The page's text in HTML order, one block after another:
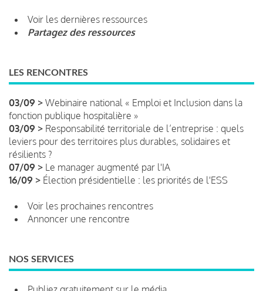
Voir les dernières ressources
Partagez des ressources
LES RENCONTRES
03/09 > Webinaire national « Emploi et Inclusion dans la
fonction publique hospitalière »
03/09 > Responsabilité territoriale de l’entreprise : quels
leviers pour des territoires plus durables, solidaires et
résilients ?
07/09 > Le manager augmenté par l'IA
16/09 > Élection présidentielle : les priorités de l'ESS
Voir les prochaines rencontres
Annoncer une rencontre
NOS SERVICES